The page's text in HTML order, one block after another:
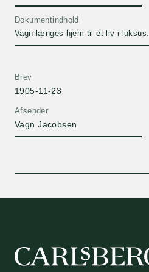
Dokumentindhold
Vagn længes hjem til et liv i luksus.
Afsender
Vagn Jacobsen
Brev
1905-11-23